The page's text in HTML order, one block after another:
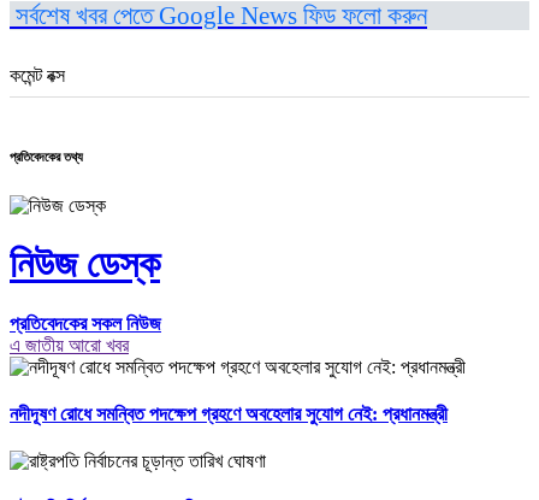
সর্বশেষ খবর পেতে Google News ফিড ফলো করুন
কমেন্ট বক্স
প্রতিবেদকের তথ্য
নিউজ ডেস্ক
প্রতিবেদকের সকল নিউজ
এ জাতীয় আরো খবর
নদীদূষণ রোধে সমন্বিত পদক্ষেপ গ্রহণে অবহেলার সুযোগ নেই: প্রধানমন্ত্রী